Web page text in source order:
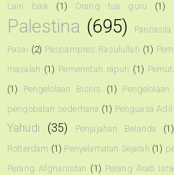
Lain baik
(1) Orang tua guru (1)
Palestina (695) Pancasila
Pasai (2) Paspampres Rasulullah (1)
masalah (1) Pemerintah rapuh (1)
(1)
Pengelolaan Bisnis (1)
pengobatan sederhana (1) Penguasa Adil
Yahudi
(35) Penjajahan Belanda (1)
Rotterdam (1) Penyelamatan Sejarah (1)
Perang Afghanistan (1) Perang Arab